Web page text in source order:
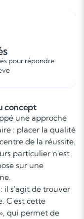
pour répondre
concept
une approche
: placer la qualité
de la réussite.
particulier n'est
sur une
il s'agit de trouver
C'est cette
qui permet de